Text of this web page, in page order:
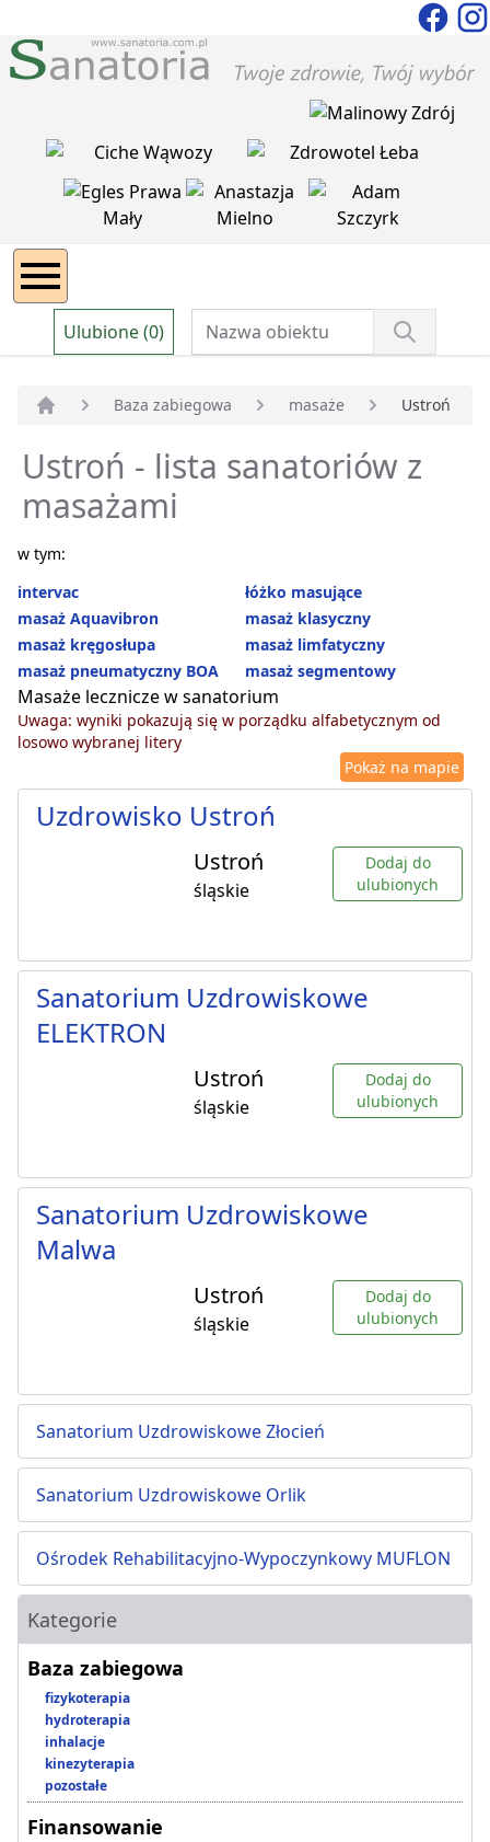
Ulubione (0)
Baza zabiegowa masaże Ustroń
Ustroń - lista sanatoriów z
masażami
w tym:
intervac
łóżko masujące
masaż Aquavibron
masaż klasyczny
masaż kręgosłupa
masaż limfatyczny
masaż pneumatyczny BOA
masaż segmentowy
Masaże lecznicze w sanatorium
Uwaga: wyniki pokazują się w porządku alfabetycznym od
losowo wybranej litery
Pokaż na mapie
Uzdrowisko Ustroń
Ustroń
śląskie
Dodaj do
ulubionych
Sanatorium Uzdrowiskowe
ELEKTRON
Ustroń
śląskie
Dodaj do
ulubionych
Sanatorium Uzdrowiskowe
Malwa
Ustroń
śląskie
Dodaj do
ulubionych
Sanatorium Uzdrowiskowe Złocień
Sanatorium Uzdrowiskowe Orlik
Ośrodek Rehabilitacyjno-Wypoczynkowy MUFLON
Kategorie
Baza zabiegowa
fizykoterapia
hydroterapia
inhalacje
kinezyterapia
pozostałe
Finansowanie